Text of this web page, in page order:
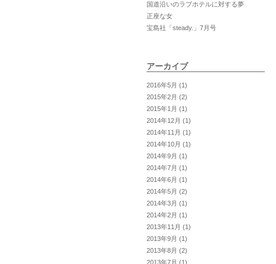
国道沿いのラブホテルに対する夢
正座な女
宝島社「steady.」7月号
アーカイブ
2016年5月 (1)
2015年2月 (2)
2015年1月 (1)
2014年12月 (1)
2014年11月 (1)
2014年10月 (1)
2014年9月 (1)
2014年7月 (1)
2014年6月 (1)
2014年5月 (2)
2014年3月 (1)
2014年2月 (1)
2013年11月 (1)
2013年9月 (1)
2013年8月 (2)
2013年7月 (1)